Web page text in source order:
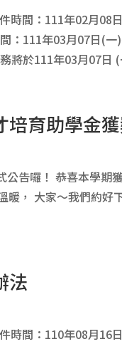
間：111年02月08
年03月07日(一)
將於111年03月07日
培育助學金
告囉！ 恭喜本學期
暖， 大家～我們約
法
間：110年08月16